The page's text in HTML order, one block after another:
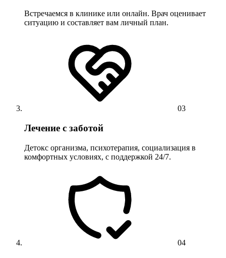
Встречаемся в клинике или онлайн. Врач оценивает
ситуацию и составляет вам личный план.
03
Лечение с заботой
Детокс организма, психотерапия, социализация в
комфортных условиях, с поддержкой 24/7.
04